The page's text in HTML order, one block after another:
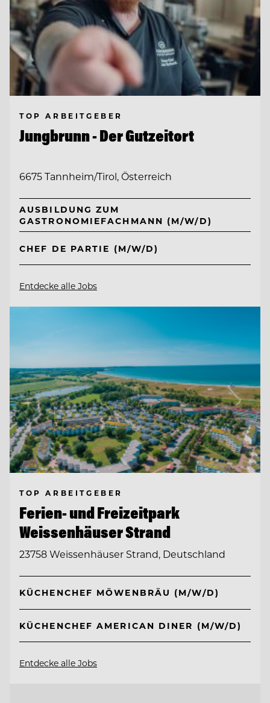
TOP ARBEITGEBER
Jungbrunn - Der Gutzeitort
6675 Tannheim/Tirol, Österreich
AUSBILDUNG ZUM
GASTRONOMIEFACHMANN (M/W/D)
CHEF DE PARTIE (M/W/D)
Entdecke alle Jobs
TOP ARBEITGEBER
Ferien- und Freizeitpark
Weissenhäuser Strand
23758 Weissenhäuser Strand, Deutschland
KÜCHENCHEF MÖWENBRÄU (M/W/D)
KÜCHENCHEF AMERICAN DINER (M/W/D)
Entdecke alle Jobs